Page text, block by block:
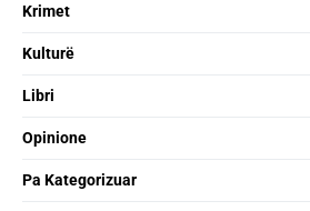
Krimet
Kulturë
Libri
Opinione
Pa Kategorizuar